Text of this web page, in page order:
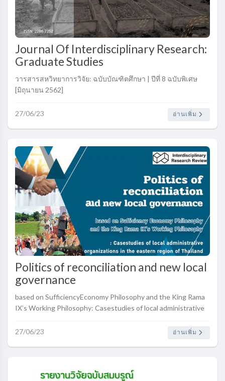
Journal Of Interdisciplinary Research:
Graduate Studies
วารสารสหวิทยาการวิจัย: ฉบับบัณฑิตศึกษา | ปีที่ 8 ฉบับพิเศษ
[มิถุนายน 2562]
27/06/23 อ่านเพิ่ม
Politics of reconciliation and new local
governance
based on SufficiencyEconomy Philosophy and the King Rama
IX’s Working Philosophy: Casestudies of local administrative
27/06/23
อ่านเพิ่ม